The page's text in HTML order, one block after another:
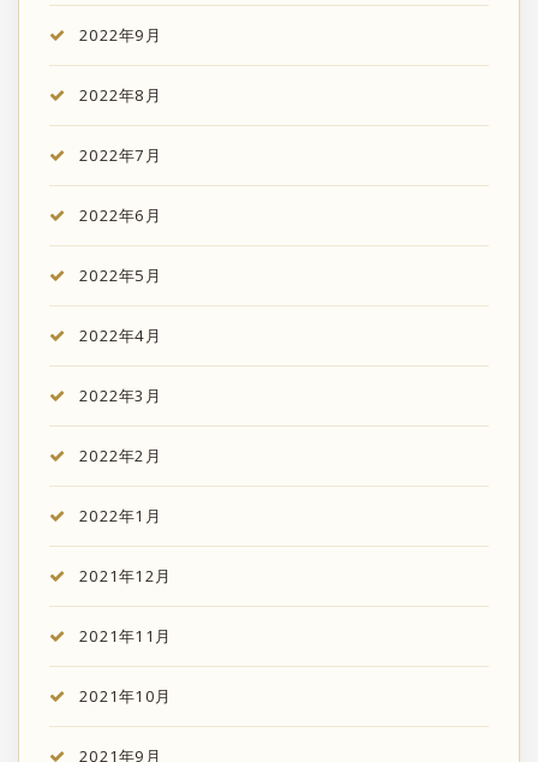
2022年9月
2022年8月
2022年7月
2022年6月
2022年5月
2022年4月
2022年3月
2022年2月
2022年1月
2021年12月
2021年11月
2021年10月
2021年9月